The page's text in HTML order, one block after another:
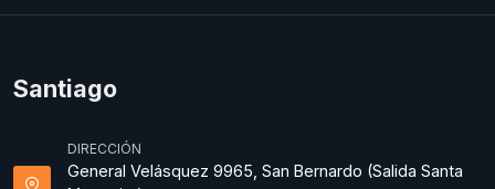
Santiago
DIRECCIÓN
General Velásquez 9965, San Bernardo (Salida Santa